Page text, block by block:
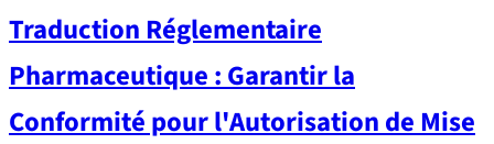
Traduction Réglementaire
Pharmaceutique : Garantir la
Conformité pour l'Autorisation de Mise